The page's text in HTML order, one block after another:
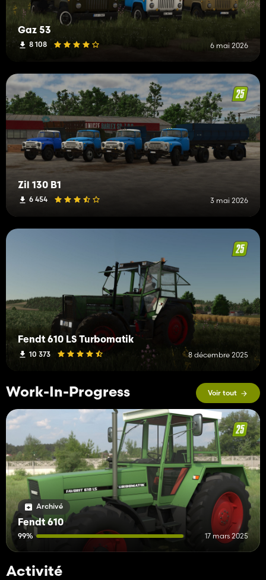
Gaz 53
8 108 6 mai 2026
Zil 130 B1
6 454 3 mai 2026
Fendt 610 LS Turbomatik
10 373 8 décembre 2025
Work-In-Progress Voir tout
Archivé
Fendt 610
99% 17 mars 2025
Activité